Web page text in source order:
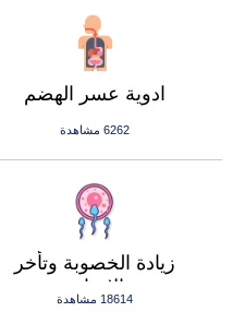
ادوية عسر الهضم
6262 مشاهدة
زيادة الخصوبة وتأخر
الانجاب
18614 مشاهدة